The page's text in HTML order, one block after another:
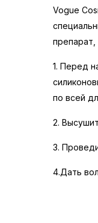
Vogue
препарат,
1. Перед
по всей
2.
3.
4.Дать